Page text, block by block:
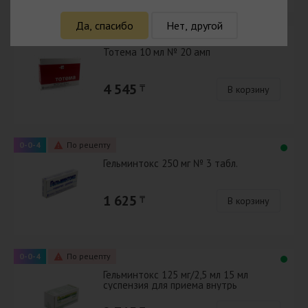
По рецепту
Тотема 10 мл № 20 амп
4 545 ₸ В корзину
0-0-4 По рецепту
Гельминтокс 250 мг № 3 табл.
1 625 ₸ В корзину
0-0-4 По рецепту
Гельминтокс 125 мг/2,5 мл 15 мл
суспензия для приема внутрь
Да, спасибо Нет, другой